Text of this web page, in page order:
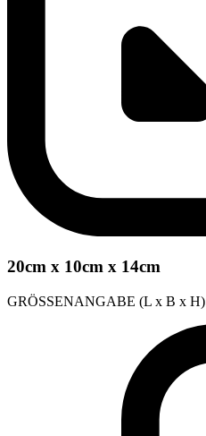
20cm x 10cm x 14cm
GRÖSSENANGABE (L x B x H)